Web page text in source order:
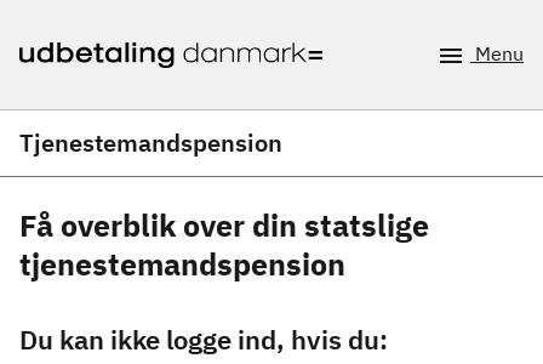
Menu
Tjenestemandspension
Få overblik over din statslige
tjenestemandspension
Du kan ikke logge ind, hvis du: